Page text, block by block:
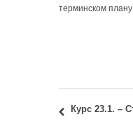
терминском плану